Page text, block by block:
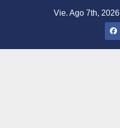
Vie. Ago 7th, 2026